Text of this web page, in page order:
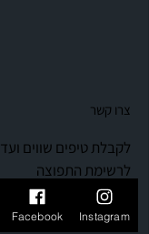
צרו קשר
לקבלת טיפים שווים
לרשימת התפוצה
Facebook Instagram